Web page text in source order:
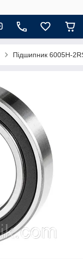
Підшипник 6005H-